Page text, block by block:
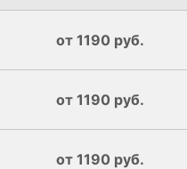
от 1190 руб.
от 1190 руб.
от 1190 руб.